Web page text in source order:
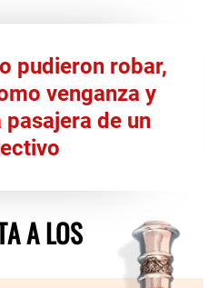
pudieron robar,
venganza y
de un
A LOS